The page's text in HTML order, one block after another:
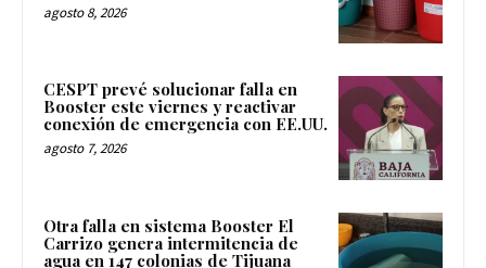
agosto 8, 2026
CESPT prevé solucionar falla en
Booster este viernes y reactivar
conexión de emergencia con EE.UU.
agosto 7, 2026
Otra falla en sistema Booster El
Carrizo genera intermitencia de
agua en 147 colonias de Tijuana